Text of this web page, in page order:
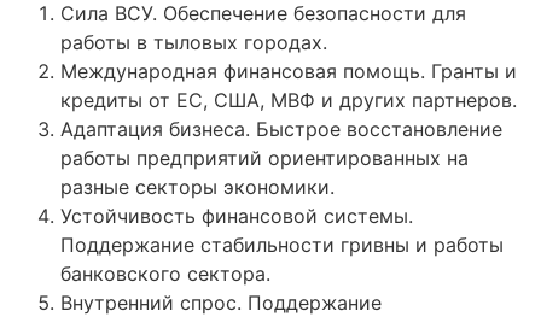
Сила ВСУ. Обеспечение безопасности для
работы в тыловых городах.
Международная финансовая помощь. Гранты и
кредиты от ЕС, США, МВФ и других партнеров.
Адаптация бизнеса. Быстрое восстановление
работы предприятий ориентированных на
разные секторы экономики.
Устойчивость финансовой системы.
Поддержание стабильности гривны и работы
банковского сектора.
Внутренний спрос. Поддержание